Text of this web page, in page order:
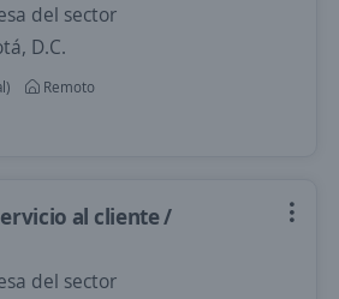
del sector
D.C.
Remoto
al cliente /
del sector